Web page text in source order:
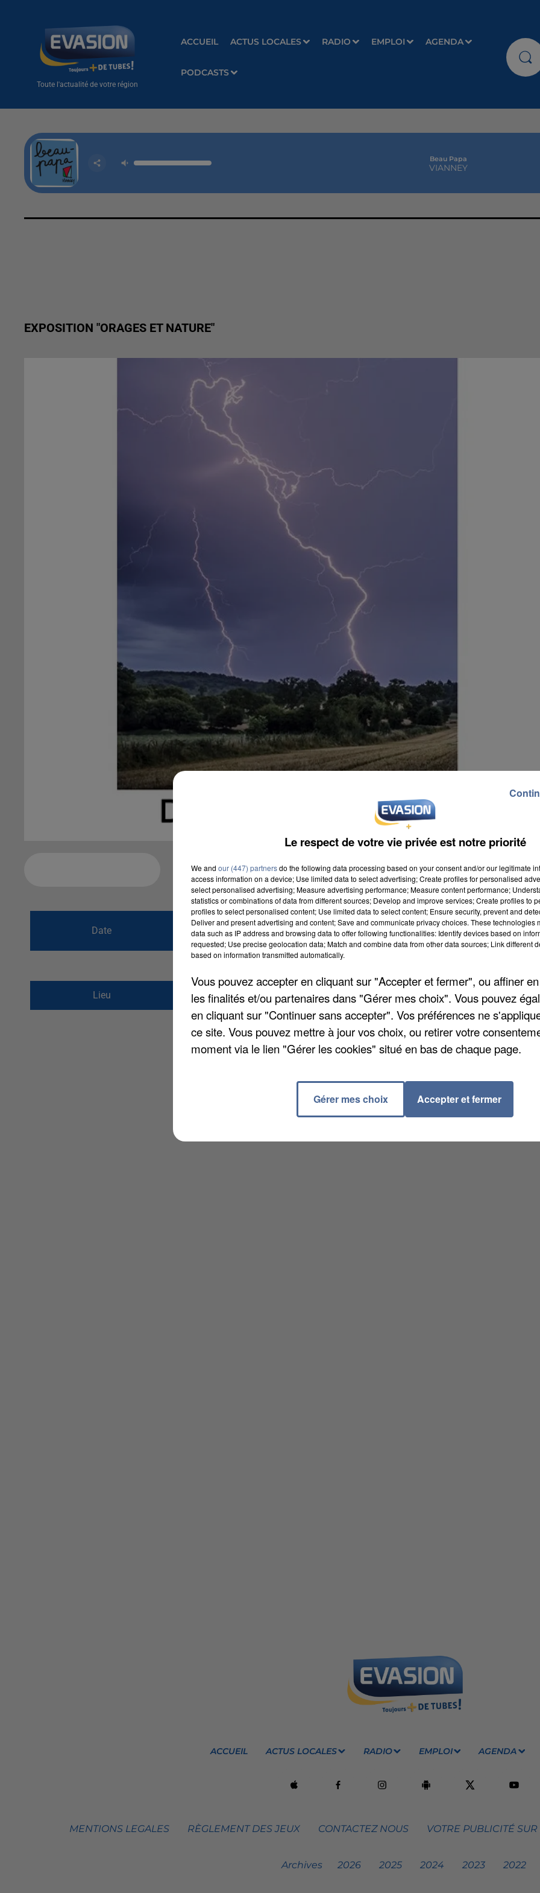
Toute l'actualité de votre région
ACCUEIL ACTUS LOCALES RADIO EMPLOI AGENDA
PODCASTS
Beau Papa
VIANNEY
EXPOSITION "ORAGES ET NATURE"
Date
du27 novembre 2015 à 8h00
au16 décembre 2015 à 18h59
Lieu
118 rue Jean Jaurès
60160 MONTATAIRE
ACCUEIL ACTUS LOCALES RADIO EMPLOI AGENDA
MENTIONS LEGALES RÈGLEMENT DES JEUX CONTACTEZ NOUS VOTRE PUBLICITÉ
Archives 2026 2025 2024 2023 2022
Le respect de votre vie privée est notre priorité
We and our (447) partnersdo the following data processing based on your consent and/or our legitimate
access information on a device; Use limited data to select advertising; Create profiles for personalised
select personalised advertising; Measure advertising performance; Measure content performance;
statistics or combinations of data from different sources; Develop and improve services; Create profiles to
profiles to select personalised content; Use limited data to select content; Ensure security, prevent and
Deliver and present advertising and content; Save and communicate privacy choices. These technologies
data such as IP address and browsing data to offer following functionalities: Identify devices based on
requested; Use precise geolocation data; Match and combine data from other data sources; Link different
based on information transmitted automatically.
Vous pouvez accepter en cliquant sur "Accepter et fermer", ou affiner
les finalités et/ou partenaires dans "Gérer mes choix". Vous pouvez
en cliquant sur "Continuer sans accepter". Vos préférences ne
ce site. Vous pouvez mettre à jour vos choix, ou retirer votre
moment via le lien "Gérer les cookies" situé en bas de chaque page.
Gérer mes choix Accepter et fermer